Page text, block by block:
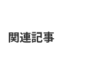
関連記事